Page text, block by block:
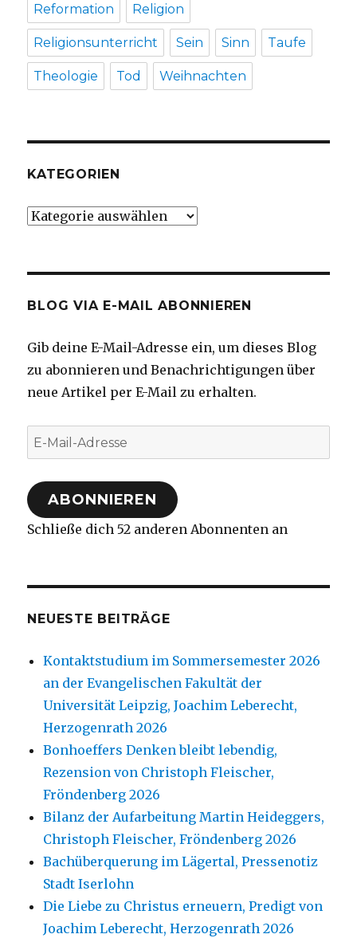
Reformation Religion
Religionsunterricht Sein Sinn Taufe
Theologie Tod Weihnachten
KATEGORIEN
Kategorien
BLOG VIA E-MAIL ABONNIEREN
Gib deine E-Mail-Adresse ein, um dieses Blog
zu abonnieren und Benachrichtigungen über
neue Artikel per E-Mail zu erhalten.
E-
Mail-
Adresse
ABONNIEREN
Schließe dich 52 anderen Abonnenten an
NEUESTE BEITRÄGE
Kontaktstudium im Sommersemester 2026
an der Evangelischen Fakultät der
Universität Leipzig, Joachim Leberecht,
Herzogenrath 2026
Bonhoeffers Denken bleibt lebendig,
Rezension von Christoph Fleischer,
Fröndenberg 2026
Bilanz der Aufarbeitung Martin Heideggers,
Christoph Fleischer, Fröndenberg 2026
Bachüberquerung im Lägertal, Pressenotiz
Stadt Iserlohn
Die Liebe zu Christus erneuern, Predigt von
Joachim Leberecht, Herzogenrath 2026